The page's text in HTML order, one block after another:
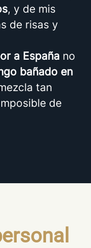
, y de mis
de risas y
a España no
bañado en
tan
de